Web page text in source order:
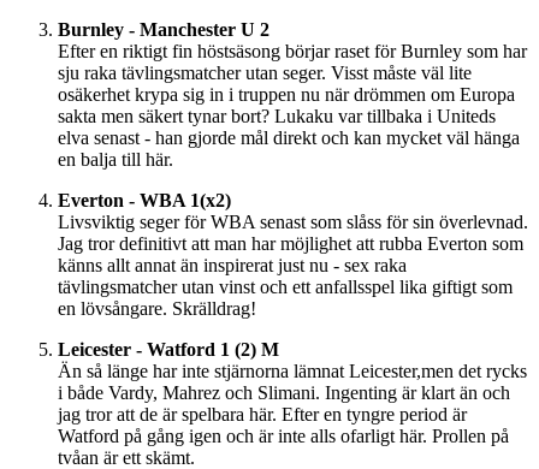
Burnley - Manchester U 2
Efter en riktigt fin höstsäsong börjar raset för Burnley som har
sju raka tävlingsmatcher utan seger. Visst måste väl lite
osäkerhet krypa sig in i truppen nu när drömmen om Europa
sakta men säkert tynar bort? Lukaku var tillbaka i Uniteds
elva senast - han gjorde mål direkt och kan mycket väl hänga
en balja till här.
Everton - WBA 1(x2)
Livsviktig seger för WBA senast som slåss för sin överlevnad.
Jag tror definitivt att man har möjlighet att rubba Everton som
känns allt annat än inspirerat just nu - sex raka
tävlingsmatcher utan vinst och ett anfallsspel lika giftigt som
en lövsångare. Skrälldrag!
Leicester - Watford 1 (2) M
Än så länge har inte stjärnorna lämnat Leicester,men det rycks
i både Vardy, Mahrez och Slimani. Ingenting är klart än och
jag tror att de är spelbara här. Efter en tyngre period är
Watford på gång igen och är inte alls ofarligt här. Prollen på
tvåan är ett skämt.